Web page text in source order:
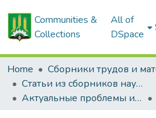
Communities &
Collections
All of
DSpace
Home
Статьи из сборников научных трудов
Актуальные проблемы интенсивного развития животноводства: сб. науч. тр.